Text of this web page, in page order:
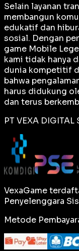
Selain layanan
membangun
edukatif dan
sosial. Dengan
game Mobile
kami tidak hanya
dunia kompetitif
bahwa
harus didukung
dan terus
PT VEXA DIGITAL
VexaGame
Penyelenggara
Metode